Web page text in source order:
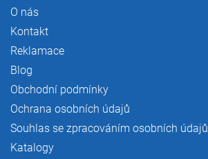
O nás
Kontakt
Reklamace
Blog
Obchodní podmínky
Ochrana osobních údajů
Souhlas se zpracováním osobních údajů
Katalogy